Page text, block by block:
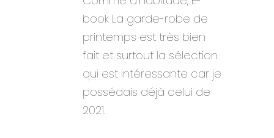
book La garde-robe de
printemps est très bien
fait et surtout la sélection
qui est intéressante car je
possédais déjà celui de
2021.